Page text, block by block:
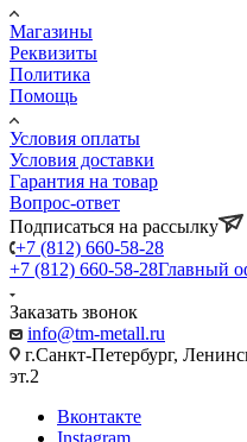
Магазины
Реквизиты
Политика
Помощь
Условия оплаты
Условия доставки
Гарантия на товар
Вопрос-ответ
Подписаться на рассылку
+7 (812) 660-58-28
+7 (812) 660-58-28Главный
Заказать звонок
info@tm-metall.ru
г.Санкт-Петербург,
эт.2
Вконтакте
Instagram